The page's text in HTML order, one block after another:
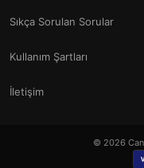
Sıkça Sorulan Sorular
Kullanım Şartları
İletişim
© 2026